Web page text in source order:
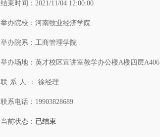
结束时间： 2021/11/04 12:00:00
举办院校： 河南牧业经济学院
举办院系： 工商管理学院
举办场地： 英才校区宣讲室教学办公楼A楼四层A406
联系人： 徐经理
联系电话： 19903828689
当前状态： 已结束